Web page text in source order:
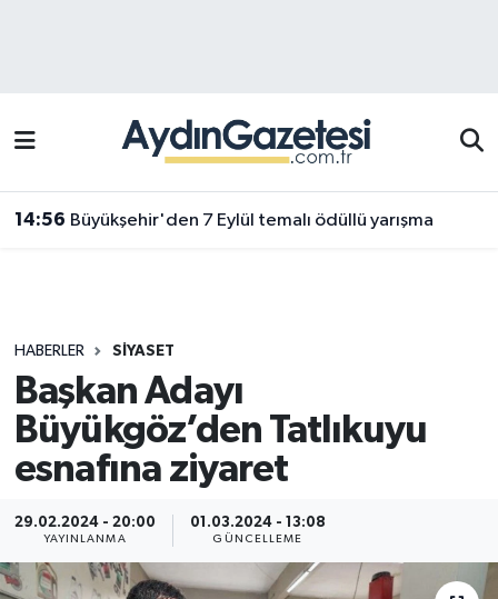
14:56 Büyükşehir'den 7 Eylül temalı ödüllü yarışma
HABERLER SIYASET
Başkan Adayı
Büyükgöz’den Tatlıkuyu
esnafına ziyaret
29.02.2024 - 20:00
YAYINLANMA
01.03.2024 - 13:08
GÜNCELLEME
Efeler Trafik Yoğunluk Haritası
Süper Lig Puan Durumu ve Fikstür